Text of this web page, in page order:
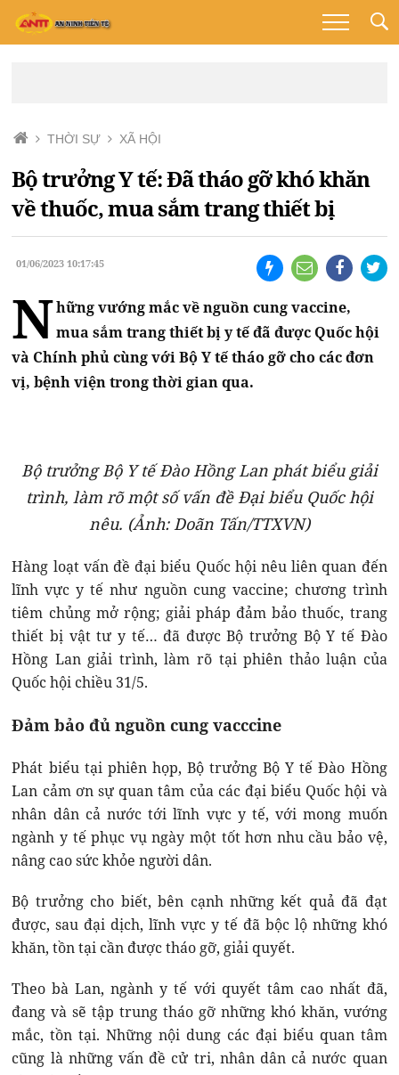
THỜI SỰ XÃ HỘI
Bộ trưởng Y tế: Đã tháo gỡ khó khăn
về thuốc, mua sắm trang thiết bị
01/06/2023 10:17:45
Những vướng mắc về nguồn cung vaccine,
mua sắm trang thiết bị y tế đã được Quốc hội
và Chính phủ cùng với Bộ Y tế tháo gỡ cho các đơn
vị, bệnh viện trong thời gian qua.
Bộ trưởng Bộ Y tế Đào Hồng Lan phát biểu giải
trình, làm rõ một số vấn đề Đại biểu Quốc hội
nêu. (Ảnh: Doãn Tấn/TTXVN)
Hàng loạt vấn đề đại biểu Quốc hội nêu liên quan đến
lĩnh vực y tế như nguồn cung vaccine; chương trình
tiêm chủng mở rộng; giải pháp đảm bảo thuốc, trang
thiết bị vật tư y tế… đã được Bộ trưởng Bộ Y tế Đào
Hồng Lan giải trình, làm rõ tại phiên thảo luận của
Quốc hội chiều 31/5.
Đảm bảo đủ nguồn cung vacccine
Phát biểu tại phiên họp, Bộ trưởng Bộ Y tế Đào Hồng
Lan cảm ơn sự quan tâm của các đại biểu Quốc hội và
nhân dân cả nước tới lĩnh vực y tế, với mong muốn
ngành y tế phục vụ ngày một tốt hơn nhu cầu bảo vệ,
nâng cao sức khỏe người dân.
Bộ trưởng cho biết, bên cạnh những kết quả đã đạt
được, sau đại dịch, lĩnh vực y tế đã bộc lộ những khó
khăn, tồn tại cần được tháo gỡ, giải quyết.
Theo bà Lan, ngành y tế với quyết tâm cao nhất đã,
đang và sẽ tập trung tháo gỡ những khó khăn, vướng
mắc, tồn tại. Những nội dung các đại biểu quan tâm
cũng là những vấn đề cử tri, nhân dân cả nước quan